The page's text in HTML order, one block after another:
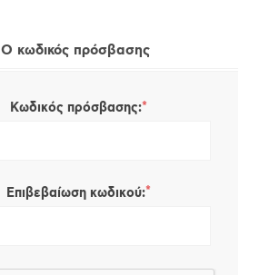
Ο κωδικός πρόσβασης
Κωδικός πρόσβασης:*
Επιβεβαίωση κωδικού:*